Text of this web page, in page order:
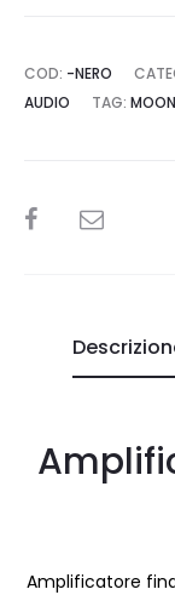
COD: -NERO
AUDIO
TAG: MOON
SHARE
Amplificatore